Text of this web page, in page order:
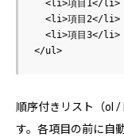
順序付きリスト（ol
す。各項目の前に自